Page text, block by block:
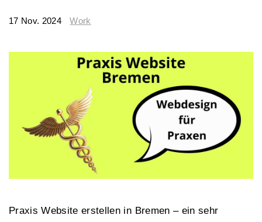
17 Nov. 2024 Work
Praxis Website erstellen in Bremen – ein sehr